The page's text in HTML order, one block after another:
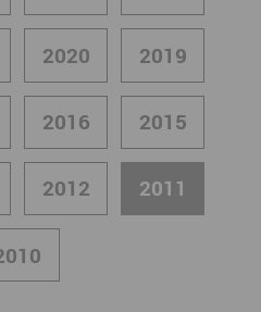
2020 2019
2016 2015
2012 2011